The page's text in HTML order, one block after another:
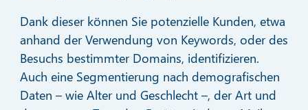
Dank dieser können Sie potenzielle Kunden, etwa
anhand der Verwendung von Keywords, oder des
Besuchs bestimmter Domains, identifizieren.
Auch eine Segmentierung nach demografischen
Daten – wie Alter und Geschlecht –, der Art und